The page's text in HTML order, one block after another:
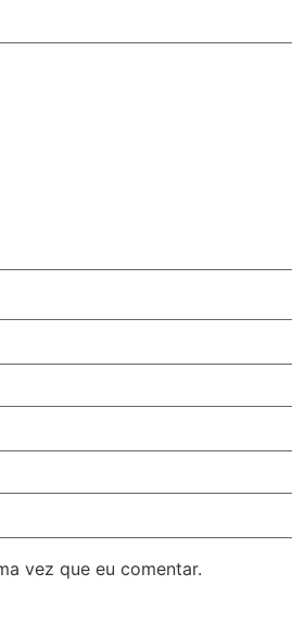
vez que eu comentar.